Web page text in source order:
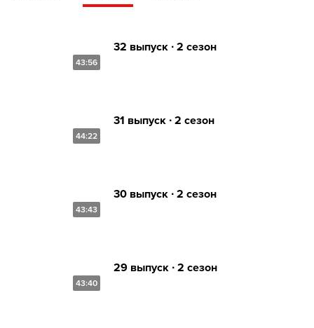
43:56
32 выпуск ∙ 2 сезон
44:22
31 выпуск ∙ 2 сезон
43:43
30 выпуск ∙ 2 сезон
43:40
29 выпуск ∙ 2 сезон